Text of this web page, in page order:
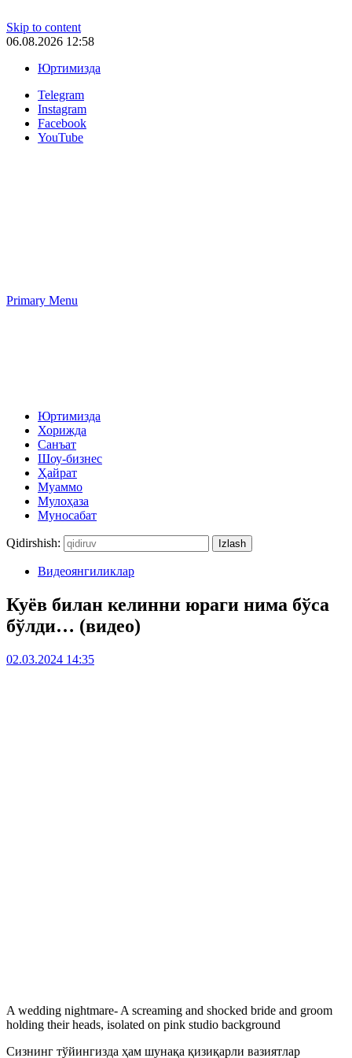
Skip to content
06.08.2026 12:58
Юртимизда
Telegram
Instagram
Facebook
YouTube
Primary Menu
Юртимизда
Хорижда
Санъат
Шоу-бизнес
Ҳайрат
Муаммо
Мулоҳаза
Муносабат
Qidirshish:
Видеоянгиликлар
Куёв билан келинни юраги нима бўса
бўлди… (видео)
02.03.2024 14:35
A wedding nightmare- A screaming and shocked bride and groom
holding their heads, isolated on pink studio background
Сизнинг тўйингизда ҳам шунақа қизиқарли вазиятлар